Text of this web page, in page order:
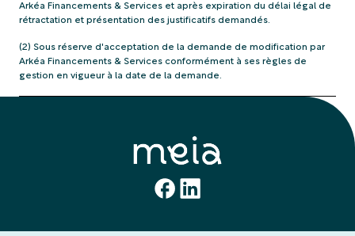
Arkéa Financements & Services et après expiration du délai légal de
rétractation et présentation des justificatifs demandés.
(2) Sous réserve d'acceptation de la demande de modification par
Arkéa Financements & Services conformément à ses règles de
gestion en vigueur à la date de la demande.